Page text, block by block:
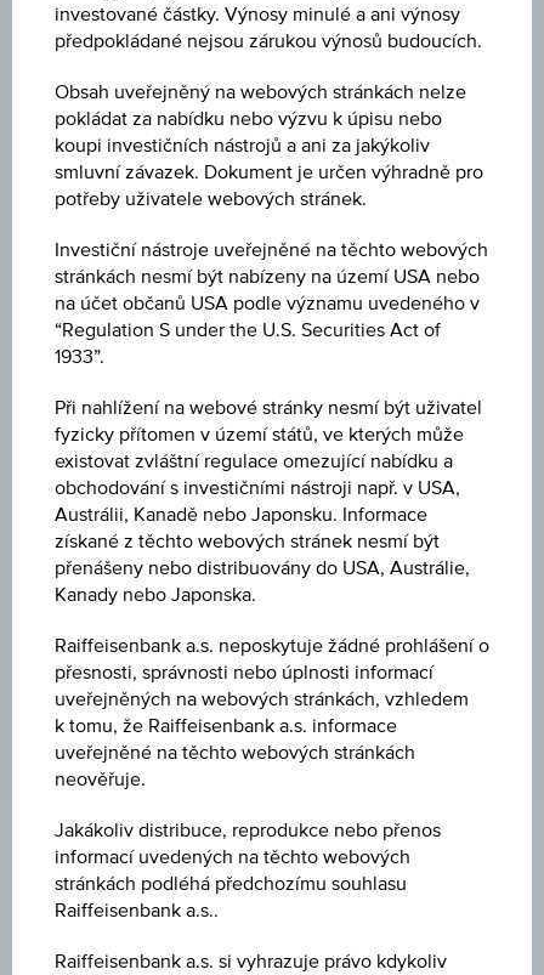
WKN
Měna
US Dollar
Odvětví
Průmysl
Pobočka
Typ akcie
Stock
ISIN
US87164U5083
VÍCE
Profil
Personál
investované částky. Výnosy minulé a ani výnosy
předpokládané nejsou zárukou výnosů budoucích.
Obsah uveřejněný na webových stránkách nelze
pokládat za nabídku nebo výzvu k úpisu nebo
koupi investičních nástrojů a ani za jakýkoliv
smluvní závazek. Dokument je určen výhradně pro
potřeby uživatele webových stránek.
Investiční nástroje uveřejněné na těchto webových
stránkách nesmí být nabízeny na území USA nebo
na účet občanů USA podle významu uvedeného v
“Regulation S under the U.S. Securities Act of
1933”.
Při nahlížení na webové stránky nesmí být uživatel
fyzicky přítomen v území států, ve kterých může
existovat zvláštní regulace omezující nabídku a
obchodování s investičními nástroji např. v USA,
Austrálii, Kanadě nebo Japonsku. Informace
získané z těchto webových stránek nesmí být
přenášeny nebo distribuovány do USA, Austrálie,
Kanady nebo Japonska.
Raiffeisenbank a.s. neposkytuje žádné prohlášení o
přesnosti, správnosti nebo úplnosti informací
uveřejněných na webových stránkách, vzhledem
k tomu, že Raiffeisenbank a.s. informace
uveřejněné na těchto webových stránkách
neověřuje.
Jakákoliv distribuce, reprodukce nebo přenos
informací uvedených na těchto webových
stránkách podléhá předchozímu souhlasu
Raiffeisenbank a.s..
Raiffeisenbank a.s. si vyhrazuje právo kdykoliv